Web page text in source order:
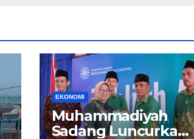
EKONOMI
Muhammadiyah
Sadang Luncurkan